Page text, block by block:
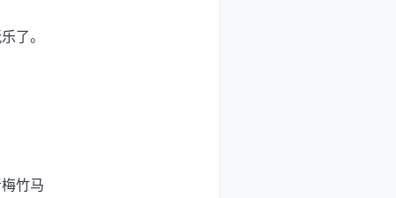
了。
竹马